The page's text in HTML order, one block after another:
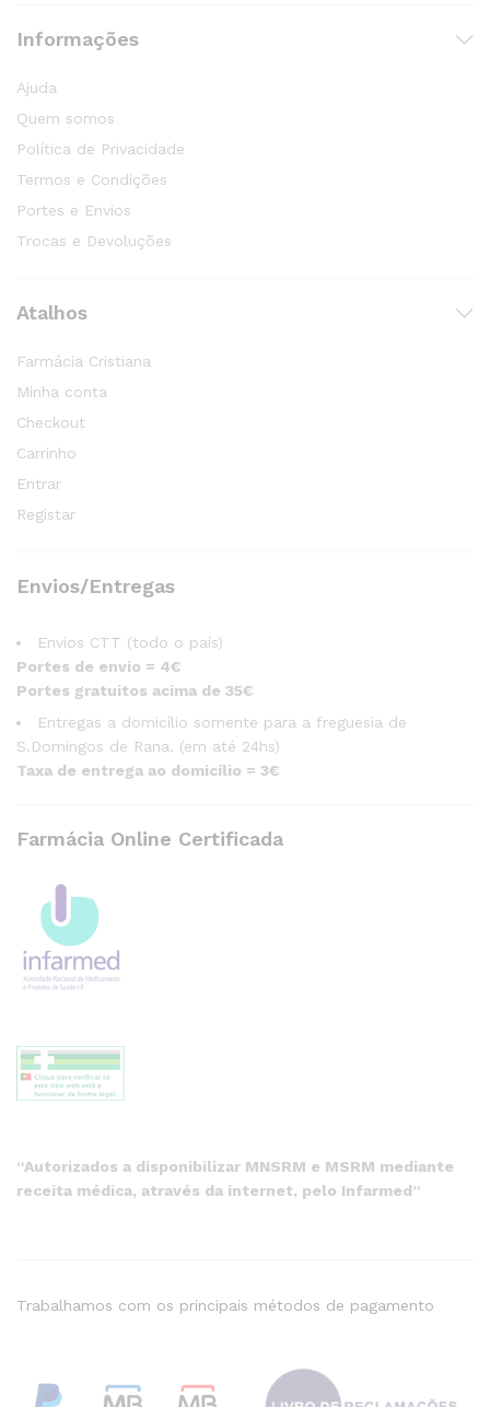
Informações
Ajuda
Quem somos
Política de Privacidade
Termos e Condições
Portes e Envios
Trocas e Devoluções
Atalhos
Farmácia Cristiana
Minha conta
Checkout
Carrinho
Entrar
Registar
Envios/Entregas
Envios CTT (todo o país)
Portes de envio = 4€
Portes gratuitos acima de 35€
Entregas a domicílio somente para a freguesia de
S.Domingos de Rana. (em até 24hs)
Taxa de entrega ao domicílio = 3€
Farmácia Online Certificada
“Autorizados a disponibilizar MNSRM e MSRM mediante
receita médica, através da internet, pelo Infarmed”
Trabalhamos com os principais métodos de pagamento